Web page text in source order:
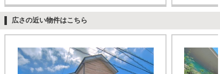
広さの近い物件はこちら